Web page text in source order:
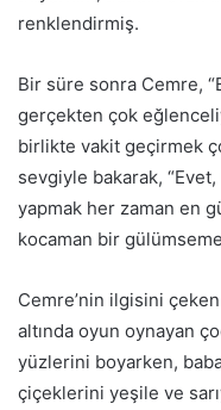
renklendirmiş.
Bir süre sonra Cemre,
gerçekten çok
birlikte vakit geçirmek
sevgiyle bakarak,
yapmak her zaman en
kocaman bir
Cemre’nin ilgisini
altında oyun oynayan
yüzlerini boyarken,
çiçeklerini yeşile ve